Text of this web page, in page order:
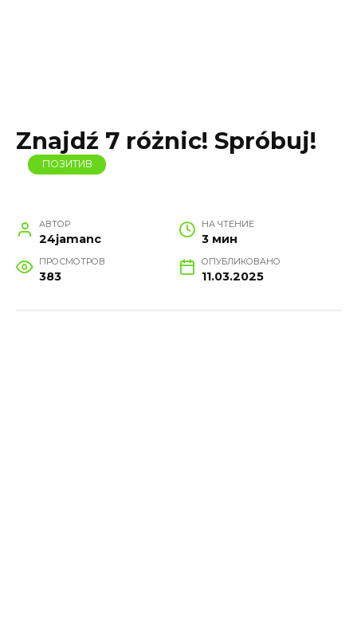
Znajdź 7 różnic! Spróbuj!
ПОЗИТИВ
АВТОР
24jamanc
НА ЧТЕНИЕ
3 мин
ПРОСМОТРОВ
383
ОПУБЛИКОВАНО
11.03.2025